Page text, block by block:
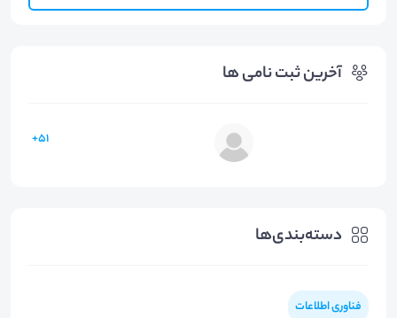
آخرین ثبت نامی ها
51+
دسته‌بندی‌ها
فناوری اطلاعات